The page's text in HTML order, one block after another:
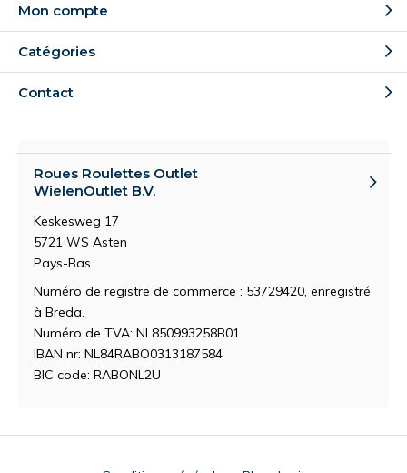
Mon compte
Catégories
Contact
Roues Roulettes Outlet
WielenOutlet B.V.
Keskesweg 17
5721 WS Asten
Pays-Bas
Numéro de registre de commerce : 53729420, enregistré
à Breda.
Numéro de TVA: NL850993258B01
IBAN nr: NL84RABO0313187584
BIC code: RABONL2U